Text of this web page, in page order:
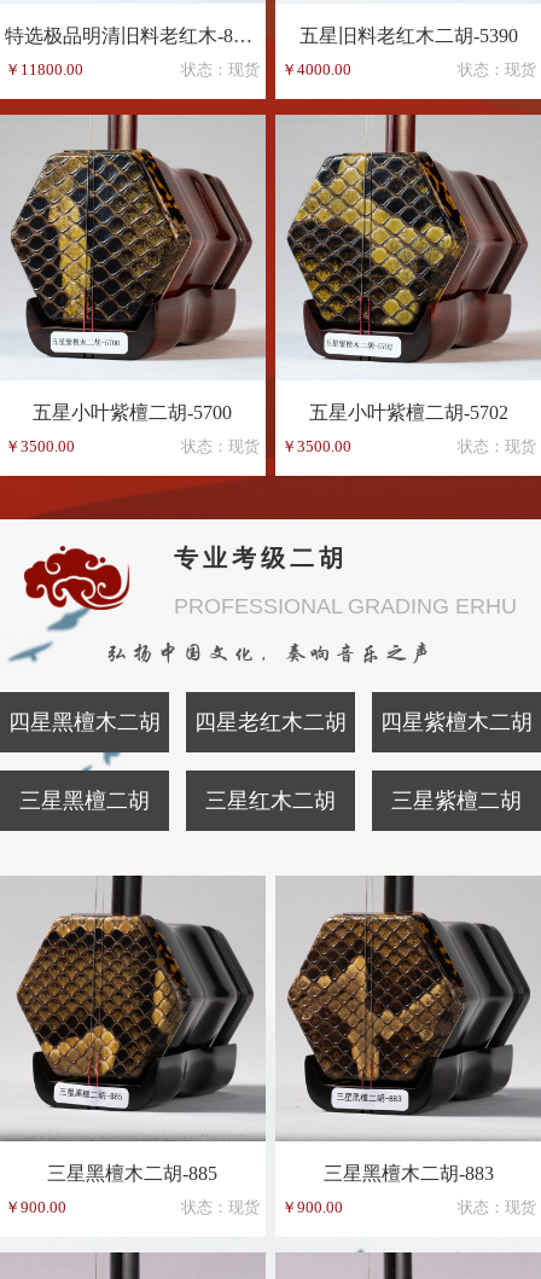
特选极品明清旧料老红木-8165
￥11800.00 状态：现货
五星旧料老红木二胡-5390
￥4000.00 状态：现货
五星小叶紫檀二胡-5700
￥3500.00 状态：现货
五星小叶紫檀二胡-5702
￥3500.00 状态：现货
专业考级二胡
PROFESSIONAL GRADING ERHU
弘扬中国文化，奏响音乐之声
四星黑檀木二胡 四星老红木二胡 四星紫檀木二胡
三星黑檀二胡 三星红木二胡 三星紫檀二胡
三星黑檀木二胡-885
￥900.00 状态：现货
三星黑檀木二胡-883
￥900.00 状态：现货